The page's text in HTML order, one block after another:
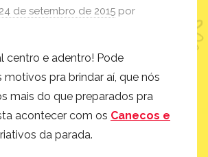
24 de setembro de 2015 por
centro e adentro! Pode
motivos pra brindar aí, que nós
mais do que preparados pra
acontecer com os Canecos e
da parada.